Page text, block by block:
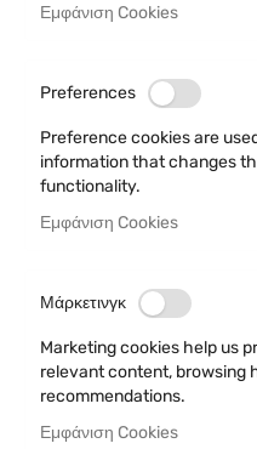
Кафяв
РАЗМЕР
S M L
XXXL
МАТЕРИАЛ
Εμφάνιση Cookies
Preferences
Preference cookies are
information that changes
functionality.
Εμφάνιση Cookies
Μάρκετινγκ
Marketing cookies help us
relevant content, browsing
recommendations.
Εμφάνιση Cookies